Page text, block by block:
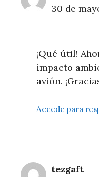
30 de
¡Qué útil!
impacto
avión.
Accede para
tezgaft